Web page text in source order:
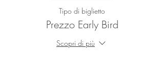
Tipo di biglietto
Prezzo Early Bird
Scopri di più